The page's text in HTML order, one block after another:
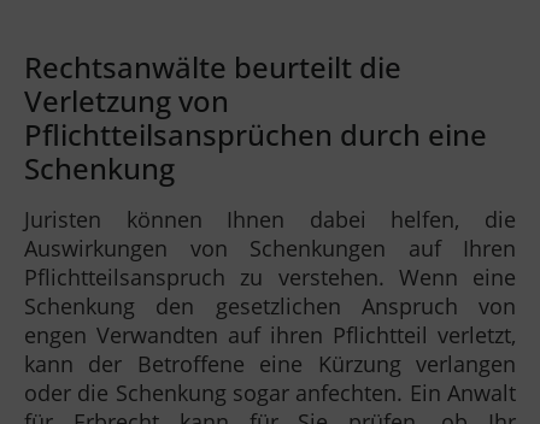
Rechtsanwälte beurteilt die
Verletzung von
Pflichtteilsansprüchen durch eine
Schenkung
Juristen können Ihnen dabei helfen, die
Auswirkungen von Schenkungen auf Ihren
Pflichtteilsanspruch zu verstehen. Wenn eine
Schenkung den gesetzlichen Anspruch von
engen Verwandten auf ihren Pflichtteil verletzt,
kann der Betroffene eine Kürzung verlangen
oder die Schenkung sogar anfechten. Ein Anwalt